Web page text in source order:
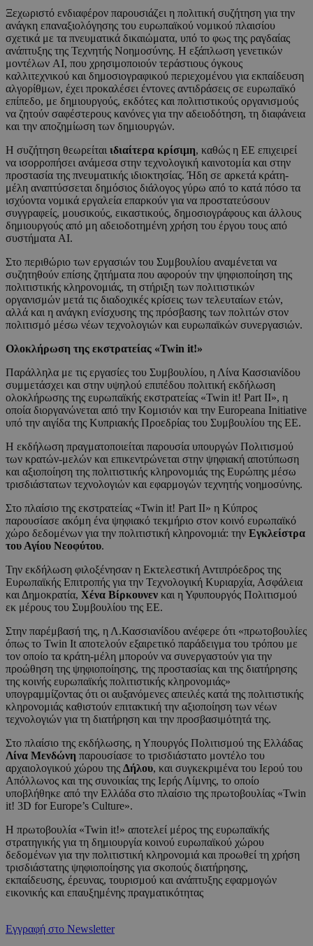
Ξεχωριστό ενδιαφέρον παρουσιάζει η πολιτική συζήτηση για την
ανάγκη επαναξιολόγησης του ευρωπαϊκού νομικού πλαισίου
σχετικά με τα πνευματικά δικαιώματα, υπό το φως της ραγδαίας
ανάπτυξης της Τεχνητής Νοημοσύνης. Η εξάπλωση γενετικών
μοντέλων AI, που χρησιμοποιούν τεράστιους όγκους
καλλιτεχνικού και δημοσιογραφικού περιεχομένου για εκπαίδευση
αλγορίθμων, έχει προκαλέσει έντονες αντιδράσεις σε ευρωπαϊκό
επίπεδο, με δημιουργούς, εκδότες και πολιτιστικούς οργανισμούς
να ζητούν σαφέστερους κανόνες για την αδειοδότηση, τη διαφάνεια
και την αποζημίωση των δημιουργών.
Η συζήτηση θεωρείται ιδιαίτερα κρίσιμη, καθώς η ΕΕ επιχειρεί
να ισορροπήσει ανάμεσα στην τεχνολογική καινοτομία και στην
προστασία της πνευματικής ιδιοκτησίας. Ήδη σε αρκετά κράτη-
μέλη αναπτύσσεται δημόσιος διάλογος γύρω από το κατά πόσο τα
ισχύοντα νομικά εργαλεία επαρκούν για να προστατεύσουν
συγγραφείς, μουσικούς, εικαστικούς, δημοσιογράφους και άλλους
δημιουργούς από μη αδειοδοτημένη χρήση του έργου τους από
συστήματα AI.
Στο περιθώριο των εργασιών του Συμβουλίου αναμένεται να
συζητηθούν επίσης ζητήματα που αφορούν την ψηφιοποίηση της
πολιτιστικής κληρονομιάς, τη στήριξη των πολιτιστικών
οργανισμών μετά τις διαδοχικές κρίσεις των τελευταίων ετών,
αλλά και η ανάγκη ενίσχυσης της πρόσβασης των πολιτών στον
πολιτισμό μέσω νέων τεχνολογιών και ευρωπαϊκών συνεργασιών.
Ολοκλήρωση της εκστρατείας «Twin it!»
Παράλληλα με τις εργασίες του Συμβουλίου, η Λίνα Κασσιανίδου
συμμετάσχει και στην υψηλού επιπέδου πολιτική εκδήλωση
ολοκλήρωσης της ευρωπαϊκής εκστρατείας «Twin it! Part II», η
οποία διοργανώνεται από την Κομισιόν και την Europeana Initiative
υπό την αιγίδα της Κυπριακής Προεδρίας του Συμβουλίου της ΕΕ.
Η εκδήλωση πραγματοποιείται παρουσία υπουργών Πολιτισμού
των κρατών-μελών και επικεντρώνεται στην ψηφιακή αποτύπωση
και αξιοποίηση της πολιτιστικής κληρονομιάς της Ευρώπης μέσω
τρισδιάστατων τεχνολογιών και εφαρμογών τεχνητής νοημοσύνης.
Στο πλαίσιο της εκστρατείας «Twin it! Part II» η Κύπρος
παρουσίασε ακόμη ένα ψηφιακό τεκμήριο στον κοινό ευρωπαϊκό
χώρο δεδομένων για την πολιτιστική κληρονομιά: την Εγκλείστρα
του Αγίου Νεοφύτου.
Την εκδήλωση φιλοξένησαν η Εκτελεστική Αντιπρόεδρος της
Ευρωπαϊκής Επιτροπής για την Τεχνολογική Κυριαρχία, Ασφάλεια
και Δημοκρατία, Χένα Βίρκουνεν και η Υφυπουργός Πολιτισμού
εκ μέρους του Συμβουλίου της ΕΕ.
Στην παρέμβασή της, η Λ.Κασσιανίδου ανέφερε ότι «πρωτοβουλίες
όπως το Twin It αποτελούν εξαιρετικό παράδειγμα του τρόπου με
τον οποίο τα κράτη-μέλη μπορούν να συνεργαστούν για την
προώθηση της ψηφιοποίησης, της προστασίας και της διατήρησης
της κοινής ευρωπαϊκής πολιτιστικής κληρονομιάς»
υπογραμμίζοντας ότι οι αυξανόμενες απειλές κατά της πολιτιστικής
κληρονομιάς καθιστούν επιτακτική την αξιοποίηση των νέων
τεχνολογιών για τη διατήρηση και την προσβασιμότητά της.
Στο πλαίσιο της εκδήλωσης, η Υπουργός Πολιτισμού της Ελλάδας
Λίνα Μενδώνη παρουσίασε το τρισδιάστατο μοντέλο του
αρχαιολογικού χώρου της Δήλου, και συγκεκριμένα του Ιερού του
Απόλλωνος και της συνοικίας της Ιερής Λίμνης, το οποίο
υποβλήθηκε από την Ελλάδα στο πλαίσιο της πρωτοβουλίας «Twin
it! 3D for Europe’s Culture».
Η πρωτοβουλία «Twin it!» αποτελεί μέρος της ευρωπαϊκής
στρατηγικής για τη δημιουργία κοινού ευρωπαϊκού χώρου
δεδομένων για την πολιτιστική κληρονομιά και προωθεί τη χρήση
τρισδιάστατης ψηφιοποίησης για σκοπούς διατήρησης,
εκπαίδευσης, έρευνας, τουρισμού και ανάπτυξης εφαρμογών
εικονικής και επαυξημένης πραγματικότητας
Εγγραφή στο Newsletter